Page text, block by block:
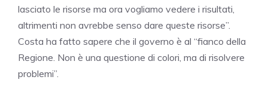
lasciato le risorse ma ora vogliamo vedere i risultati,
altrimenti non avrebbe senso dare queste risorse”.
Costa ha fatto sapere che il governo è al “fianco della
Regione. Non è una questione di colori, ma di risolvere
problemi”.